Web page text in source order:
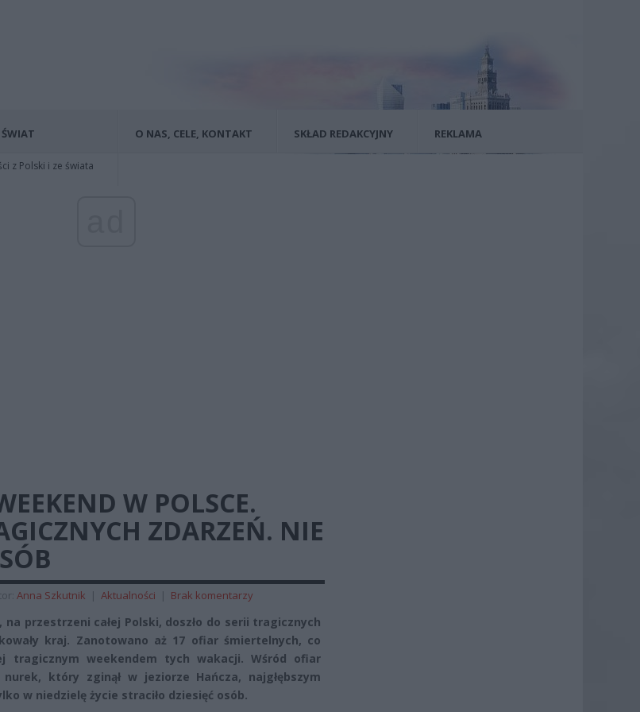
z Polski i ze świata
O NAS, CELE, KONTAKT SKŁAD REDAKCYJNY REKLAMA
W POLSCE.
ZDARZEŃ. NIE
Anna Szkutnik | Aktualności | Brak komentarzy
na przestrzeni całej Polski, doszło do serii tragicznych
kraj. Zanotowano aż 17 ofiar śmiertelnych, co
tragicznym weekendem tych wakacji. Wśród ofiar
który zginął w jeziorze Hańcza, najgłębszym
w niedzielę życie straciło dziesięć osób.